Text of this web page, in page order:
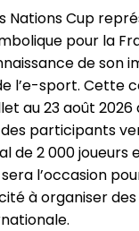
Nations Cup
pour la
de son
l’e-sport. Cette
au 23 août
participants
de 2 000 joueurs
l’occasion
à organiser